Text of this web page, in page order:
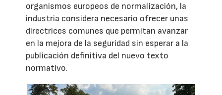
organismos europeos de normalización, la
industria considera necesario ofrecer unas
directrices comunes que permitan avanzar
en la mejora de la seguridad sin esperar a la
publicación definitiva del nuevo texto
normativo.